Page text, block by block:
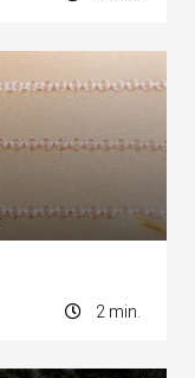
2 min.